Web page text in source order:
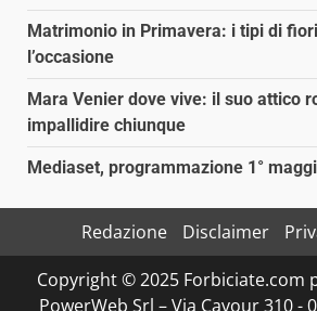
Matrimonio in Primavera: i tipi di
l’occasione
Mara Venier dove vive: il suo attico
impallidire chiunque
Mediaset, programmazione 1°
Redazione Disclaimer
Copyright © 2025 Forbiciate.com
PowerWeb Srl – Via Cavour 310 -